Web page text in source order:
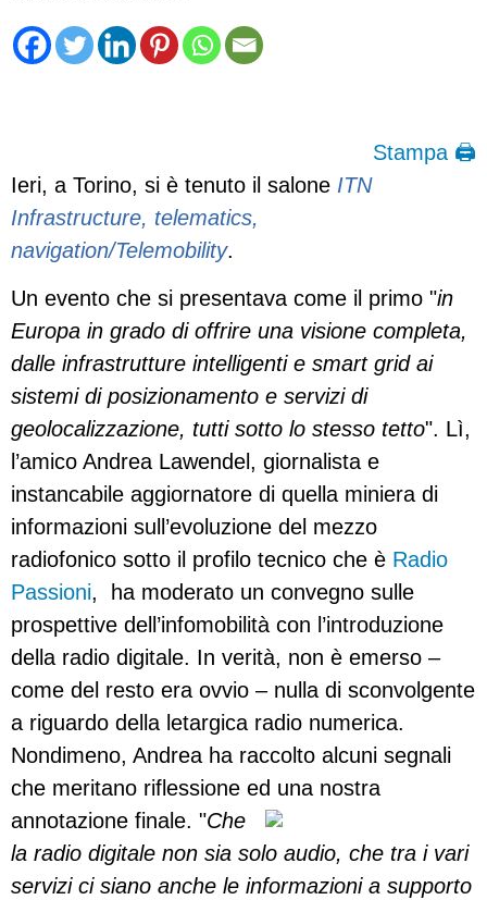
Stampa 🖨
Ieri, a Torino, si è tenuto il salone ITN
Infrastructure, telematics,
navigation/Telemobility.
Un evento che si presentava come il primo "in
Europa in grado di offrire una visione completa,
dalle infrastrutture intelligenti e smart grid ai
sistemi di posizionamento e servizi di
geolocalizzazione, tutti sotto lo stesso tetto". Lì,
l’amico Andrea Lawendel, giornalista e
instancabile aggiornatore di quella miniera di
informazioni sull’evoluzione del mezzo
radiofonico sotto il profilo tecnico che è Radio
Passioni, ha moderato un convegno sulle
prospettive dell’infomobilità con l’introduzione
della radio digitale. In verità, non è emerso –
come del resto era ovvio – nulla di sconvolgente
a riguardo della letargica radio numerica.
Nondimeno, Andrea ha raccolto alcuni segnali
che meritano riflessione ed una nostra
annotazione finale. "Che
la radio digitale non sia solo audio, che tra i vari
servizi ci siano anche le informazioni a supporto